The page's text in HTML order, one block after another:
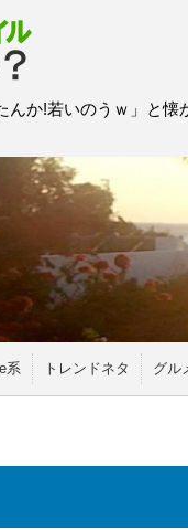
か!若いのうｗ」と懐
系 トレンドネタ グル